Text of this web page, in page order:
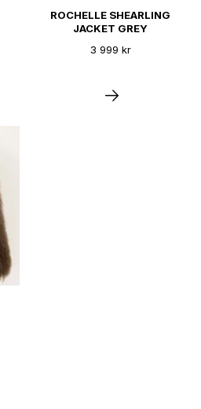
ROCHELLE SHEARLING
JACKET GREY
3 999 kr